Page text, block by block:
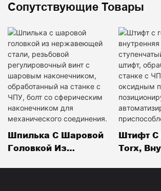
Сопутствующие Товары
Шпилька С Шаровой
Головкой Из
Штифт С
Torx,